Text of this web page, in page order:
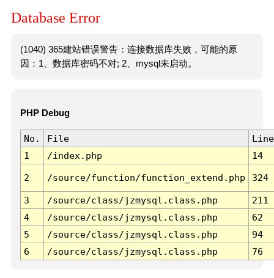
Database Error
(1040) 365建站错误警告：连接数据库失败，可能的原
因：1、数据库密码不对; 2、mysql未启动。
PHP Debug
No. File
Line
1
/index.php 14
2 /source/function/function_extend.php 324
3 /source/class/jzmysql.class.php
211
4
/source/class/jzmysql.class.php
62
5
/source/class/jzmysql.class.php
94
6
/source/class/jzmysql.class.php 76